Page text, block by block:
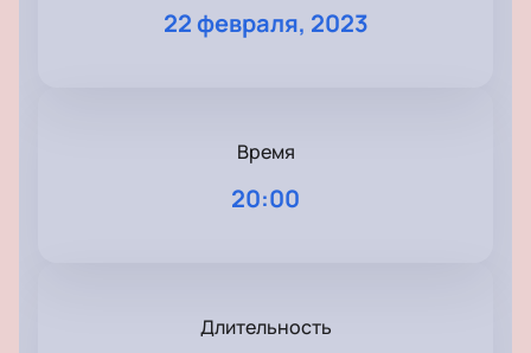
22 февраля, 2023
Время
20:00
Длительность